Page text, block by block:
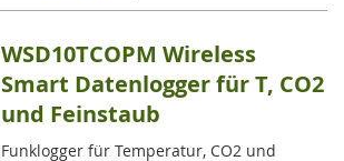
WSD10TCOPM Wireless
Smart Datenlogger für T, CO2
und Feinstaub
Funklogger für Temperatur, CO2 und